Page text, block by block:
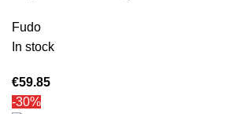
Fudo
In stock
€59.85
-30%